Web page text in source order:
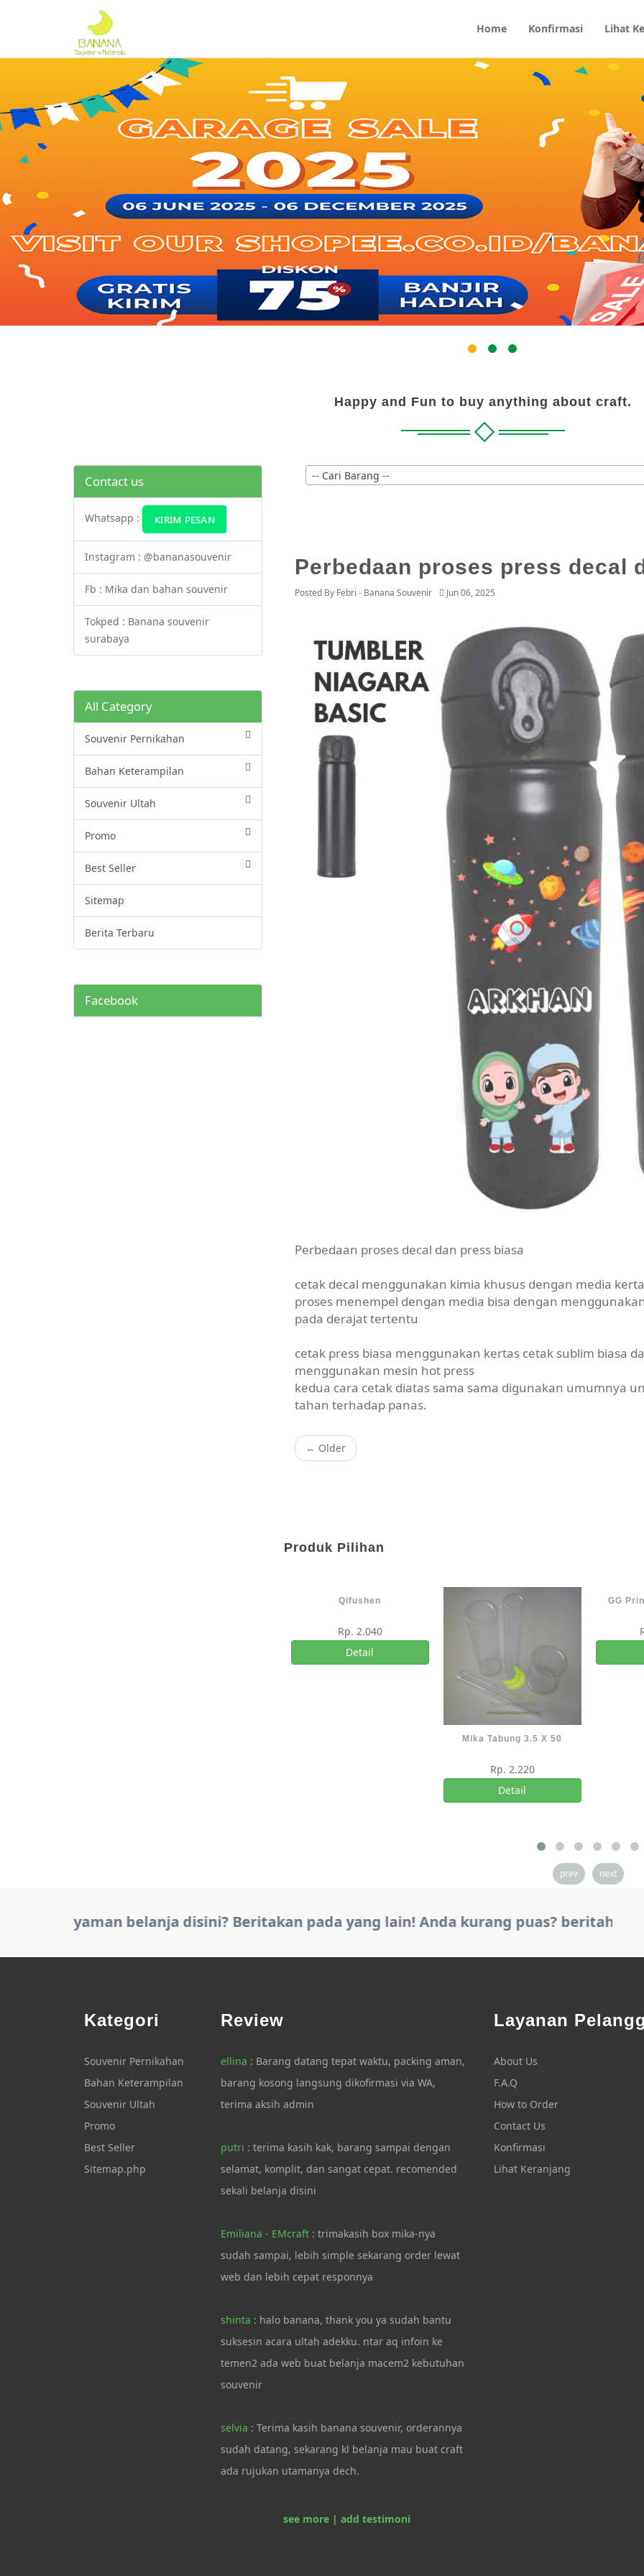
Home Konfirmasi Lihat
Happy and Fun to buy anything about craft.
Contact us
Whatsapp :
Instagram : @bananasouvenir
Fb : Mika dan bahan souvenir
Tokped : Banana souvenir
surabaya
All Category
Souvenir Pernikahan
Bahan Keterampilan
Souvenir Ultah
Promo
Best Seller
Sitemap
Berita Terbaru
Facebook
-- Cari Barang --
Perbedaan proses press decal
Posted By Febri - Banana Souvenir Jun 06, 2025
Perbedaan proses decal dan press biasa
cetak decal menggunakan kimia khusus dengan media
proses menempel dengan media bisa dengan
pada derajat tertentu
cetak press biasa menggunakan kertas cetak sublim biasa
menggunakan mesin hot press
kedua cara cetak diatas sama sama digunakan umumnya
tahan terhadap panas.
← Older
Produk Pilihan
Qifushen
Rp. 2.040
Detail
Mika Tabung 3.5 X 50
Rp. 2.220
Detail
GG
prev next
Anda Nyaman belanja disini? Beritakan pada yang lain! Anda kurang puas? beritahu
Kategori
Souvenir Pernikahan
Bahan Keterampilan
Souvenir Ultah
Promo
Best Seller
Sitemap.php
Review
ellina : Barang datang tepat waktu, packing aman,
barang kosong langsung dikofirmasi via WA,
terima aksih admin
putri : terima kasih kak, barang sampai dengan
selamat, komplit, dan sangat cepat. recomended
sekali belanja disini
Emiliana - EMcraft : trimakasih box mika-nya
sudah sampai, lebih simple sekarang order lewat
web dan lebih cepat responnya
shinta : halo banana, thank you ya sudah bantu
suksesin acara ultah adekku. ntar aq infoin ke
temen2 ada web buat belanja macem2 kebutuhan
souvenir
selvia : Terima kasih banana souvenir, orderannya
sudah datang, sekarang kl belanja mau buat craft
ada rujukan utamanya dech.
see more | add testimoni
Layanan
About Us
F.A.Q
How to Order
Contact Us
Konfirmasi
Lihat Keranjang